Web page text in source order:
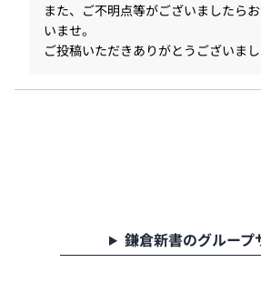
また、ご不明点等がございましたら
いませ。
ご投稿いただきありがとうございまし
鎌倉新書のグループ